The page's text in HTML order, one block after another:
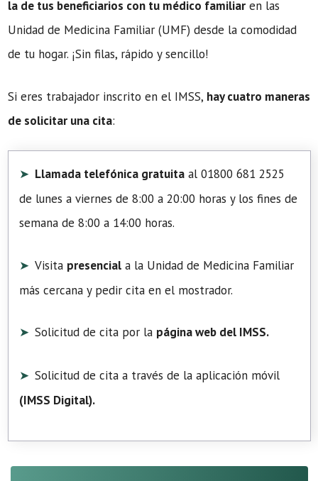
la de tus beneficiarios con tu médico familiar en las
Unidad de Medicina Familiar (UMF) desde la comodidad
de tu hogar. ¡Sin filas, rápido y sencillo!
Si eres trabajador inscrito en el IMSS, hay cuatro maneras
de solicitar una cita:
Llamada telefónica gratuita al 01800 681 2525
de lunes a viernes de 8:00 a 20:00 horas y los fines de
semana de 8:00 a 14:00 horas.
Visita presencial a la Unidad de Medicina Familiar
más cercana y pedir cita en el mostrador.
Solicitud de cita por la página web del IMSS.
Solicitud de cita a través de la aplicación móvil
(IMSS Digital).